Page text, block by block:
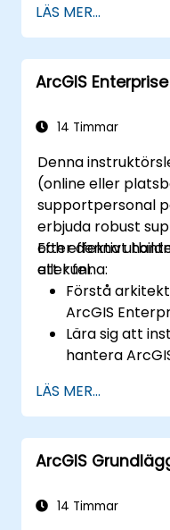
Automatisera
ModelBuilder
LÄS MER...
ArcGIS
14 Timmar
Denna
(online eller
supportpersonal
erbjuda robust
och effektivt
eller fel.
Efter denna
att kunna:
Förstå
ArcGIS
Lära sig att
hantera
vanliga
Utveckla
underhålla
LÄS MER...
ArcGIS
14 Timmar